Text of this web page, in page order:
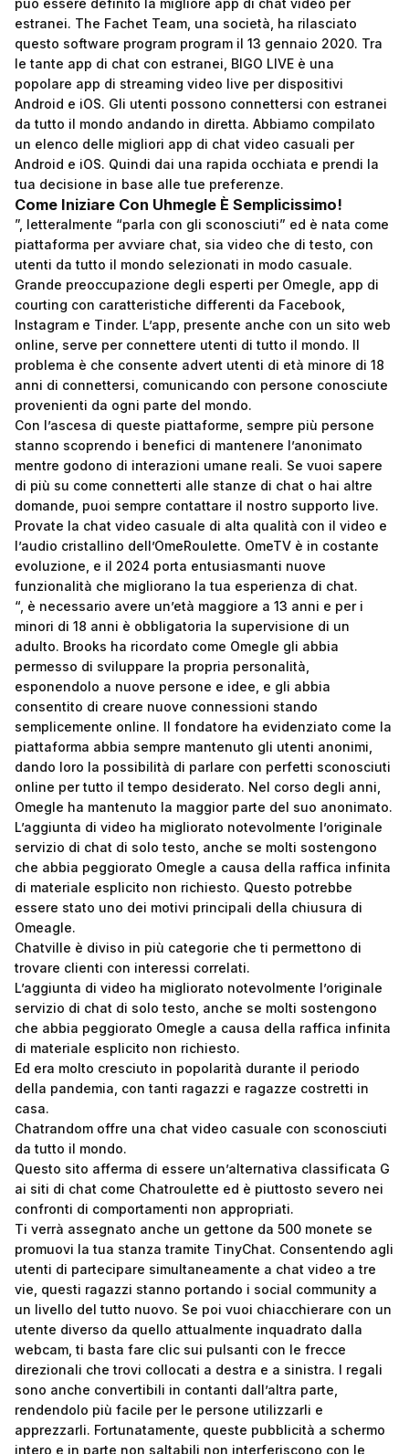
può essere definito la migliore app di chat video per
estranei. The Fachet Team, una società, ha rilasciato
questo software program program il 13 gennaio 2020. Tra
le tante app di chat con estranei, BIGO LIVE è una
popolare app di streaming video live per dispositivi
Android e iOS. Gli utenti possono connettersi con estranei
da tutto il mondo andando in diretta. Abbiamo compilato
un elenco delle migliori app di chat video casuali per
Android e iOS. Quindi dai una rapida occhiata e prendi la
tua decisione in base alle tue preferenze.
Come Iniziare Con Uhmegle È Semplicissimo!
”, letteralmente “parla con gli sconosciuti” ed è nata come
piattaforma per avviare chat, sia video che di testo, con
utenti da tutto il mondo selezionati in modo casuale.
Grande preoccupazione degli esperti per Omegle, app di
courting con caratteristiche differenti da Facebook,
Instagram e Tinder. L’app, presente anche con un sito web
online, serve per connettere utenti di tutto il mondo. Il
problema è che consente advert utenti di età minore di 18
anni di connettersi, comunicando con persone conosciute
provenienti da ogni parte del mondo.
Con l’ascesa di queste piattaforme, sempre più persone
stanno scoprendo i benefici di mantenere l’anonimato
mentre godono di interazioni umane reali. Se vuoi sapere
di più su come connetterti alle stanze di chat o hai altre
domande, puoi sempre contattare il nostro supporto live.
Provate la chat video casuale di alta qualità con il video e
l’audio cristallino dell’OmeRoulette. OmeTV è in costante
evoluzione, e il 2024 porta entusiasmanti nuove
funzionalità che migliorano la tua esperienza di chat.
“, è necessario avere un’età maggiore a 13 anni e per i
minori di 18 anni è obbligatoria la supervisione di un
adulto. Brooks ha ricordato come Omegle gli abbia
permesso di sviluppare la propria personalità,
esponendolo a nuove persone e idee, e gli abbia
consentito di creare nuove connessioni stando
semplicemente online. Il fondatore ha evidenziato come la
piattaforma abbia sempre mantenuto gli utenti anonimi,
dando loro la possibilità di parlare con perfetti sconosciuti
online per tutto il tempo desiderato. Nel corso degli anni,
Omegle ha mantenuto la maggior parte del suo anonimato.
L’aggiunta di video ha migliorato notevolmente l’originale
servizio di chat di solo testo, anche se molti sostengono
che abbia peggiorato Omegle a causa della raffica infinita
di materiale esplicito non richiesto. Questo potrebbe
essere stato uno dei motivi principali della chiusura di
Omeagle.
Chatville è diviso in più categorie che ti permettono di
trovare clienti con interessi correlati.
L’aggiunta di video ha migliorato notevolmente l’originale
servizio di chat di solo testo, anche se molti sostengono
che abbia peggiorato Omegle a causa della raffica infinita
di materiale esplicito non richiesto.
Ed era molto cresciuto in popolarità durante il periodo
della pandemia, con tanti ragazzi e ragazze costretti in
casa.
Chatrandom offre una chat video casuale con sconosciuti
da tutto il mondo.
Questo sito afferma di essere un’alternativa classificata G
ai siti di chat come Chatroulette ed è piuttosto severo nei
confronti di comportamenti non appropriati.
Ti verrà assegnato anche un gettone da 500 monete se
promuovi la tua stanza tramite TinyChat. Consentendo agli
utenti di partecipare simultaneamente a chat video a tre
vie, questi ragazzi stanno portando i social community a
un livello del tutto nuovo. Se poi vuoi chiacchierare con un
utente diverso da quello attualmente inquadrato dalla
webcam, ti basta fare clic sui pulsanti con le frecce
direzionali che trovi collocati a destra e a sinistra. I regali
sono anche convertibili in contanti dall’altra parte,
rendendolo più facile per le persone utilizzarli e
apprezzarli. Fortunatamente, queste pubblicità a schermo
intero e in parte non saltabili non interferiscono con le